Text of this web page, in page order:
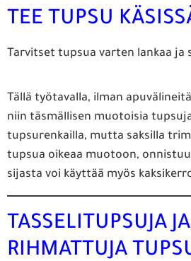
TEE TUPSU
Tarvitset tupsua varten lankaa ja
Tällä työtavalla, ilman
niin täsmällisen muotoisia
tupsurenkailla, mutta saksilla
tupsua oikeaa muotoon, onnistuu
sijasta voi käyttää myös
TASSELITUPSUJA JA
RIHMATTUJA